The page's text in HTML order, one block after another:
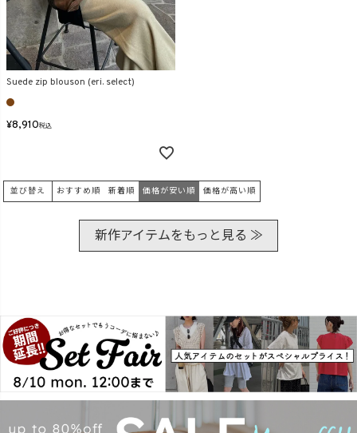
Suede zip blouson (eri. select)
¥8,910税込
並び替え おすすめ順 新着順 価格が安い順 価格が高い順
新作アイテムをもっと見る ≫